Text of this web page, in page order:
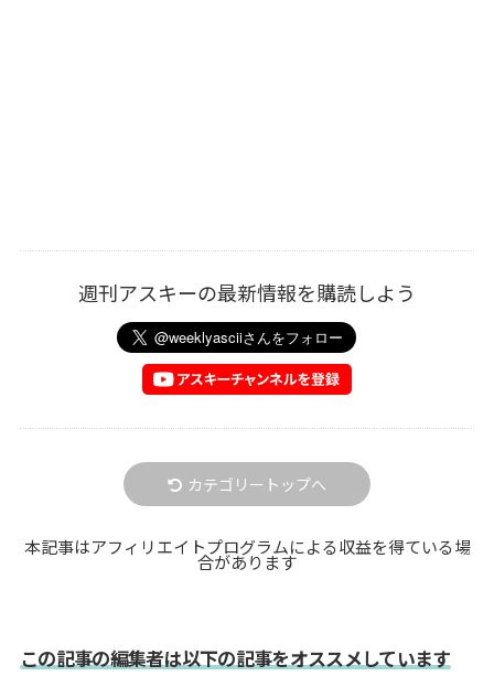
週刊アスキーの最新情報を購読しよう
カテゴリートップへ
本記事はアフィリエイトプログラムによる収益を得ている場
合があります
この記事の編集者は以下の記事をオススメしています